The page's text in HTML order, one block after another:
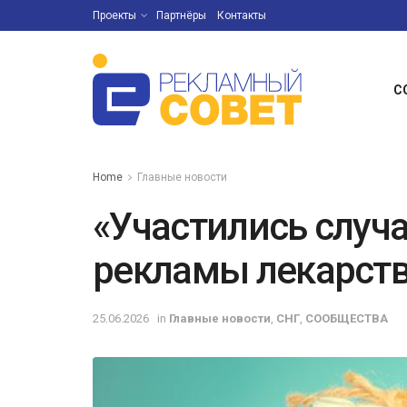
Проекты Партнёры Контакты
Home Главные новости
«Участились
рекламы
25.06.2026 in Главные новости СНГ СООБЩЕСТВА